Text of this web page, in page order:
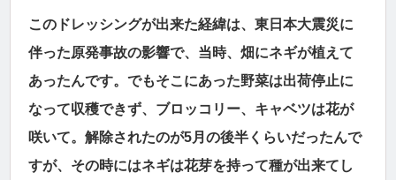
このドレッシングが出来た経緯は、東日本大震災に
伴った原発事故の影響で、当時、畑にネギが植えて
あったんです。でもそこにあった野菜は出荷停止に
なって収穫できず、ブロッコリー、キャベツは花が
咲いて。解除されたのが5月の後半くらいだったんで
すが、その時にはネギは花芽を持って種が出来てし